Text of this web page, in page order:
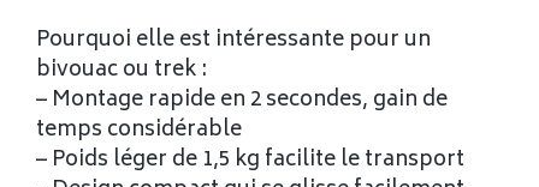
Pourquoi elle est intéressante pour un
bivouac ou trek :
– Montage rapide en 2 secondes, gain de
temps considérable
– Poids léger de 1,5 kg facilite le transport